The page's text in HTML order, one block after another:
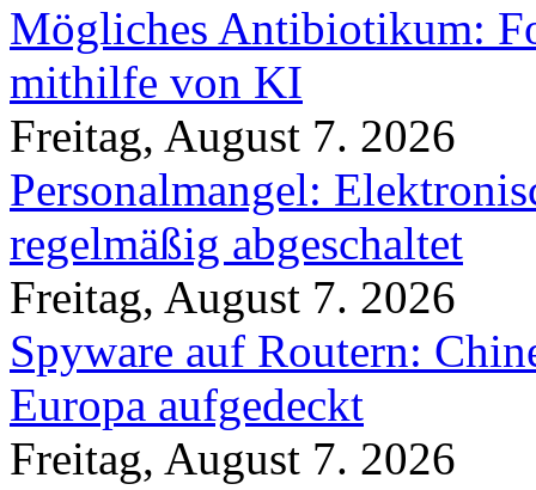
Mögliches Antibiotikum:
mithilfe von KI
Freitag, August 7. 2026
Personalmangel:
regelmäßig abgeschaltet
Freitag, August 7. 2026
Spyware auf Routern:
Europa aufgedeckt
Freitag, August 7. 2026